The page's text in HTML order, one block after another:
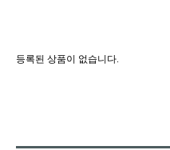
등록된 상품이 없습니다.